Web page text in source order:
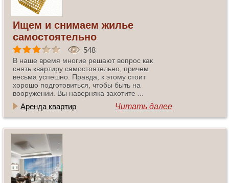
Ищем и снимаем жилье
самостоятельно
548
В наше время многие решают вопрос как
снять квартиру самостоятельно, причем
весьма успешно. Правда, к этому стоит
хорошо подготовиться, чтобы быть на
вооружении. Вы наверняка захотите ...
Аренда квартир Читать далее